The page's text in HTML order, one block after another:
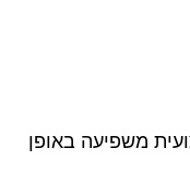
משפיעה באופן